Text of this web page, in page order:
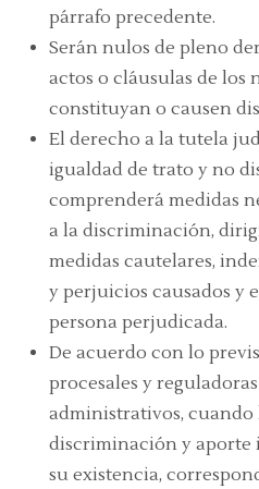
párrafo precedente.
Serán nulos de pleno
actos o cláusulas de los
constituyan o causen
El derecho a la tutela
igualdad de trato y no
comprenderá medidas
a la discriminación,
medidas cautelares,
y perjuicios causados y
persona perjudicada.
De acuerdo con lo
procesales y
administrativos, cuando
discriminación y aporte
su existencia,